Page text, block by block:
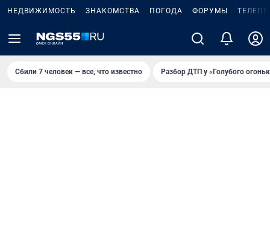
НЕДВИЖИМОСТЬ ЗНАКОМСТВА ПОГОДА ФОРУМЫ
Сбили 7 человек — все, что известно Разбор ДТП у «Голубого